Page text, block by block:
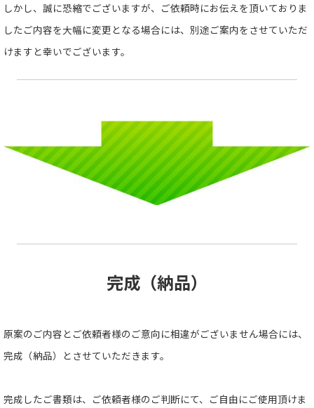
しかし、誠に恐縮でございますが、ご依頼時にお伝えを頂いておりま
したご内容を大幅に変更となる場合には、別途ご案内をさせていただ
けますと幸いでございます。
完成（納品）
原案のご内容とご依頼者様のご意向に相違がございません場合には、
完成（納品）とさせていただきます。
完成したご書類は、ご依頼者様のご判断にて、ご自由にご使用頂けま